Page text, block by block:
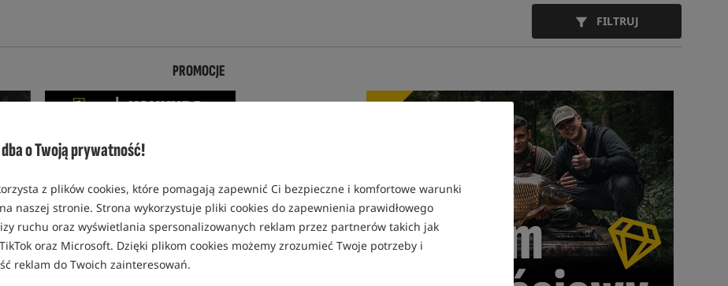
dba o Twoją prywatność!
z plików cookies, które pomagają zapewnić Ci bezpieczne i komfortowe warunki
naszej stronie. Strona wykorzystuje pliki cookies do zapewnienia prawidłowego
ruchu oraz wyświetlania spersonalizowanych reklam przez partnerów takich jak
oraz Microsoft. Dzięki plikom cookies możemy zrozumieć Twoje potrzeby i
reklam do Twoich zainteresowań.
FILTRUJ
PROMOCJE